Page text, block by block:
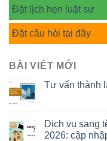
Đặt lịch hẹn luật sư
Đặt câu hỏi tại đây
BÀI VIẾT MỚI
Tư vấn thành
Dịch vụ sang
2026: cập